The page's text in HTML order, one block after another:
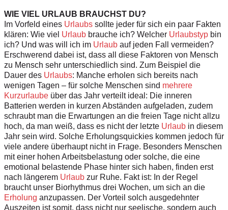
WIE VIEL URLAUB BRAUCHST DU?
Im Vorfeld eines Urlaubs sollte jeder für sich ein paar Fakten
klären: Wie viel Urlaub brauche ich? Welcher Urlaubstyp bin
ich? Und was will ich im Urlaub auf jeden Fall vermeiden?
Erschwerend dabei ist, dass all diese Faktoren von Mensch
zu Mensch sehr unterschiedlich sind. Zum Beispiel die
Dauer des Urlaubs: Manche erholen sich bereits nach
wenigen Tagen – für solche Menschen sind mehrere
Kurzurlaube über das Jahr verteilt ideal: Die inneren
Batterien werden in kurzen Abständen aufgeladen, zudem
schraubt man die Erwartungen an die freien Tage nicht allzu
hoch, da man weiß, dass es nicht der letzte Urlaub in diesem
Jahr sein wird. Solche Erholungsquickies kommen jedoch für
viele andere überhaupt nicht in Frage. Besonders Menschen
mit einer hohen Arbeitsbelastung oder solche, die eine
emotional belastende Phase hinter sich haben, finden erst
nach längerem Urlaub zur Ruhe. Fakt ist: In der Regel
braucht unser Biorhythmus drei Wochen, um sich an die
Erholung anzupassen. Der Vorteil solch ausgedehnter
Auszeiten ist somit, dass nicht nur seelische, sondern auch